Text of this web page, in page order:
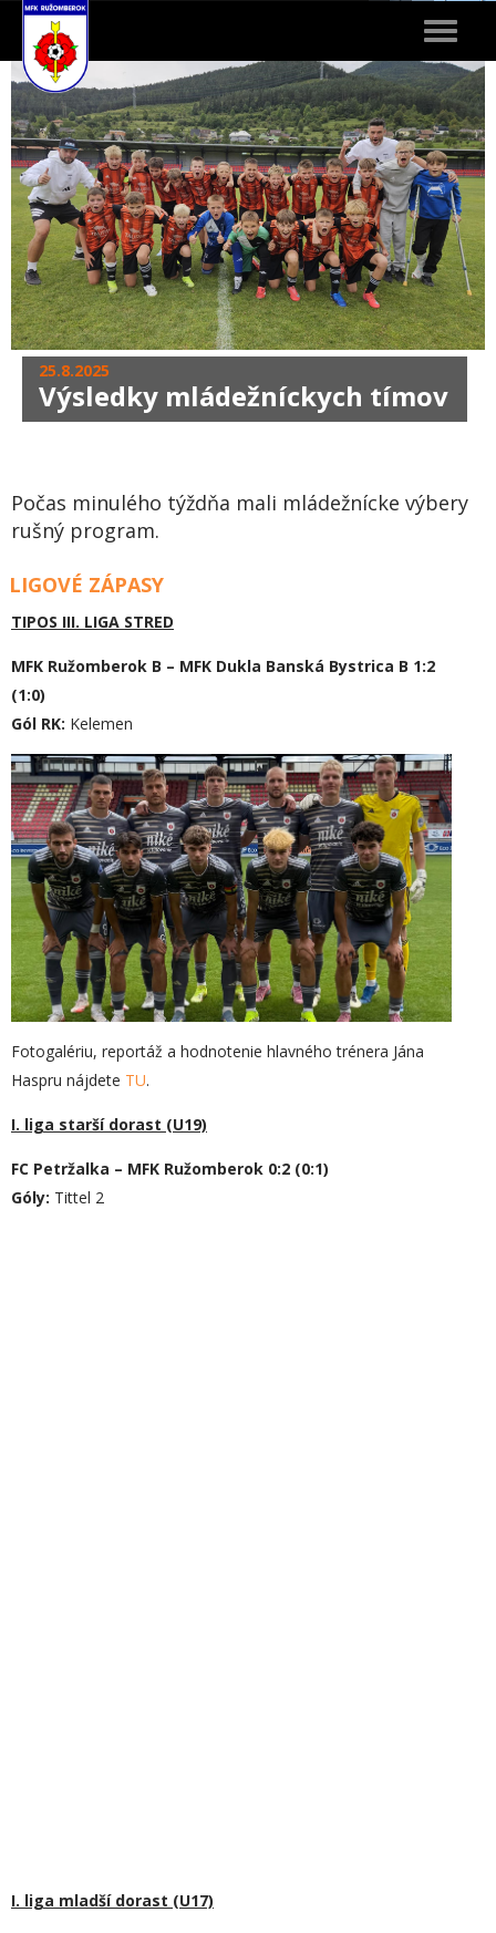
Toggle
25.8.2025
Výsledky mládežníckych tímov
Počas minulého týždňa mali mládežnícke výbery
rušný program.
LIGOVÉ ZÁPASY
TIPOS III. LIGA STRED
MFK Ružomberok B – MFK Dukla Banská Bystrica B 1:2
(1:0)
Gól RK: Kelemen
Fotogalériu, reportáž a hodnotenie hlavného trénera Jána
Haspru nájdete TU.
I. liga starší dorast (U19)
FC Petržalka – MFK Ružomberok 0:2 (0:1)
Góly: Tittel 2
I. liga mladší dorast (U17)